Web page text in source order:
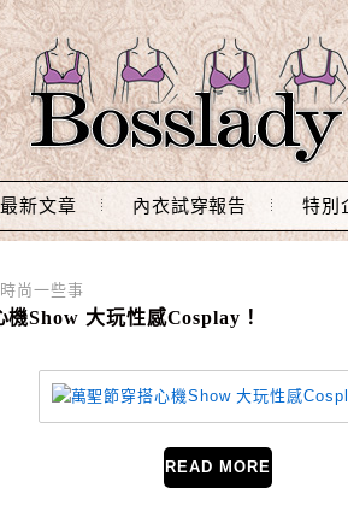
最新文章 內衣試穿報告 特別
時尚一些事
機Show 大玩性感Cosplay！
READ MORE